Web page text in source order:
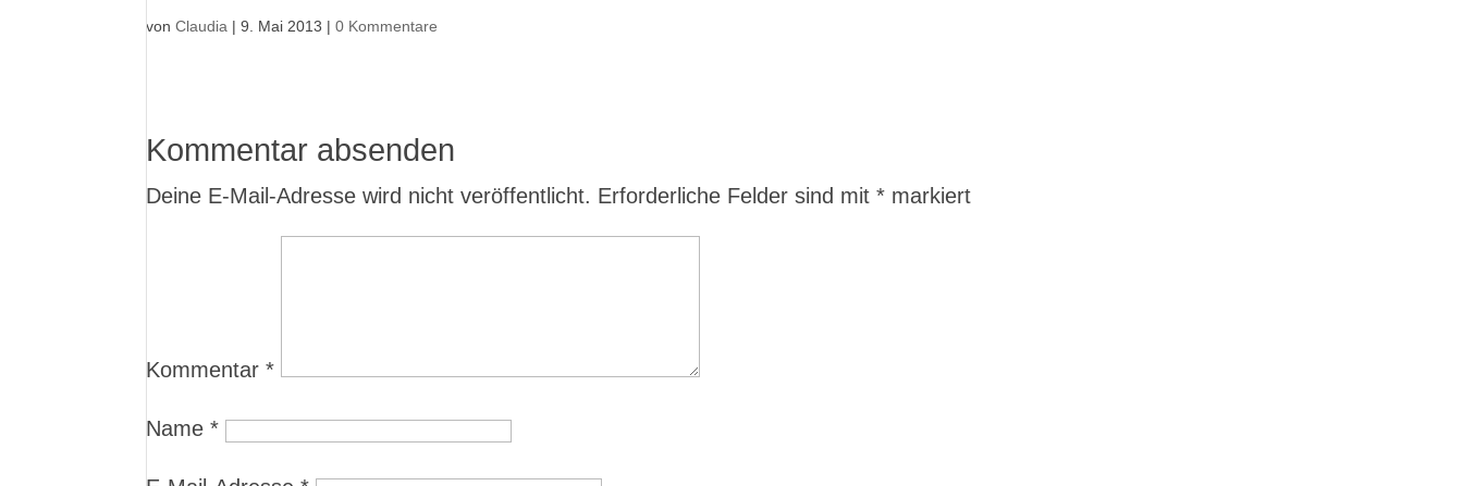
vonClaudia |9. Mai 2013 |0 Kommentare
Kommentar absenden
Deine E-Mail-Adresse wird nicht veröffentlicht. Erforderliche Felder sind mit* markiert
Kommentar*
Name*